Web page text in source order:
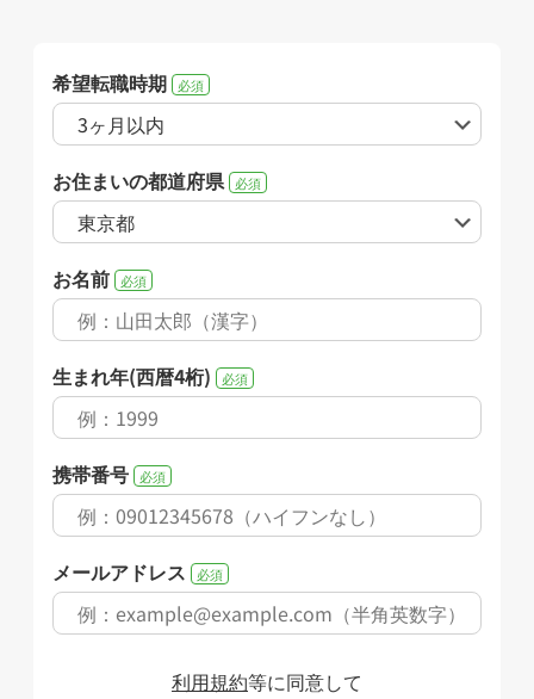
希望転職時期 必須
お住まいの都道府県 必須
お名前 必須
生まれ年(西暦4桁) 必須
携帯番号 必須
メールアドレス 必須
利用規約等に同意して